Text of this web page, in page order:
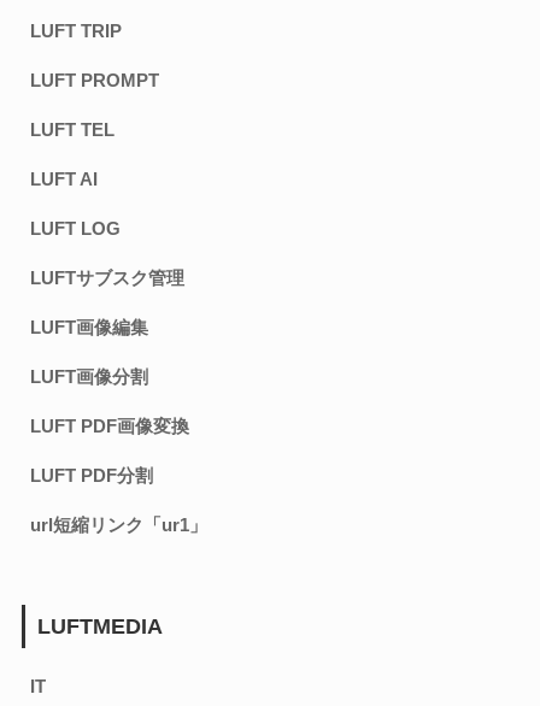
LUFT TRIP
LUFT PROMPT
LUFT TEL
LUFT AI
LUFT LOG
LUFTサブスク管理
LUFT画像編集
LUFT画像分割
LUFT PDF画像変換
LUFT PDF分割
url短縮リンク「ur1」
LUFTMEDIA
IT